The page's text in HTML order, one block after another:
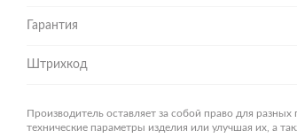
Гарантия
Штрихкод
Производитель оставляет за собой право для
технические параметры изделия или улучшая их, а